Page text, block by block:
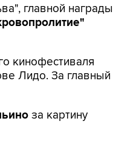
главной награды
кинофестиваля
Лидо. За главный
за картину